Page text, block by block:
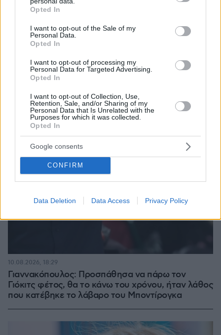
grant or deny consent to Google and its third-party tags to
use your data for below specified purposes in below Google
consent section.
Opted In
I want to opt-out of the Sale of my
Personal Data.
Opted In
I want to opt-out of processing my
Personal Data for Targeted Advertising.
Opted In
I want to opt-out of Collection, Use,
Retention, Sale, and/or Sharing of my
Personal Data that Is Unrelated with the
Purposes for which it was collected.
Opted In
Google consents
CONFIRM
Data Deletion Data Access Privacy Policy
Πάνω από 110 νεκροί, ανάμεσά τους και παιδιά,
Γιαννακόπουλος: Προσπάθησα να πάρω τον
Γιόκιτς φέτος, θα το κάνω του χρόνου, ήταν λάθος
που κατέβηκε το λάβαρο του Μποντίρογκα
10.08.2026, 18:29